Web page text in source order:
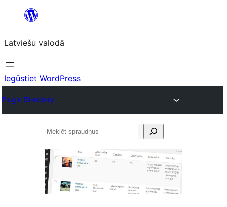
Pāriet
saturu
Latviešu valodā
Iegūstiet WordPress
Plugin Directory
Meklēt